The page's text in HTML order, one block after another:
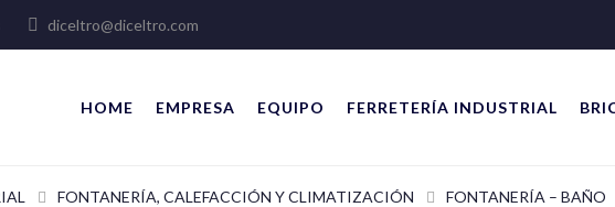
diceltro@diceltro.com
HOME EMPRESA EQUIPO FERRETERÍA INDUSTRIAL
FONTANERÍA, CALEFACCIÓN Y CLIMATIZACIÓN FONTANERÍA – BAÑO